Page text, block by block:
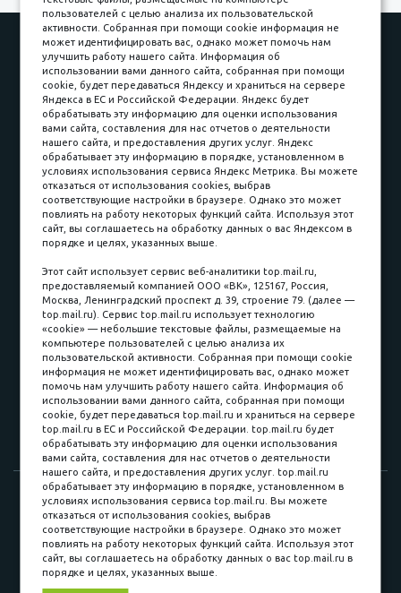
Наши работы
Оплата
Доставка и сборка
Гарантии
Карьера в компании
Контакты
Принимаем к оплате
Наличные
пл. Соляная, 6, стр. 16
8 (3822) 60-70-30
8 (3822) 50-39-09
8 (3822) 22-77-68
8 (3822) 50-48-50
8 (3822) 65-42-10
© 2015-2026. Компания «Мебельный куб».
ИП Саворенко Валерий Александрович. Россия, г. Томск, пл.
Соляная, 6 стр. 16, Цокольный этаж
пользователей с целью анализа их пользовательской
активности. Собранная при помощи cookie информация не
может идентифицировать вас, однако может помочь нам
улучшить работу нашего сайта. Информация об
использовании вами данного сайта, собранная при помощи
cookie, будет передаваться Яндексу и храниться на сервере
Яндекса в ЕС и Российской Федерации. Яндекс будет
обрабатывать эту информацию для оценки использования
вами сайта, составления для нас отчетов о деятельности
нашего сайта, и предоставления других услуг. Яндекс
обрабатывает эту информацию в порядке, установленном в
условиях использования сервиса Яндекс Метрика. Вы можете
отказаться от использования cookies, выбрав
соответствующие настройки в браузере. Однако это может
повлиять на работу некоторых функций сайта. Используя этот
сайт, вы соглашаетесь на обработку данных о вас Яндексом в
порядке и целях, указанных выше.
Этот сайт использует сервис веб-аналитики top.mail.ru,
предоставляемый компанией ООО «ВК», 125167, Россия,
Москва, Ленинградский проспект д. 39, строение 79. (далее —
top.mail.ru). Сервис top.mail.ru использует технологию
«cookie» — небольшие текстовые файлы, размещаемые на
компьютере пользователей с целью анализа их
пользовательской активности. Собранная при помощи cookie
информация не может идентифицировать вас, однако может
помочь нам улучшить работу нашего сайта. Информация об
использовании вами данного сайта, собранная при помощи
cookie, будет передаваться top.mail.ru и храниться на сервере
top.mail.ru в ЕС и Российской Федерации. top.mail.ru будет
обрабатывать эту информацию для оценки использования
вами сайта, составления для нас отчетов о деятельности
нашего сайта, и предоставления других услуг. top.mail.ru
обрабатывает эту информацию в порядке, установленном в
условиях использования сервиса top.mail.ru. Вы можете
отказаться от использования cookies, выбрав
соответствующие настройки в браузере. Однако это может
повлиять на работу некоторых функций сайта. Используя этот
сайт, вы соглашаетесь на обработку данных о вас top.mail.ru в
порядке и целях, указанных выше.